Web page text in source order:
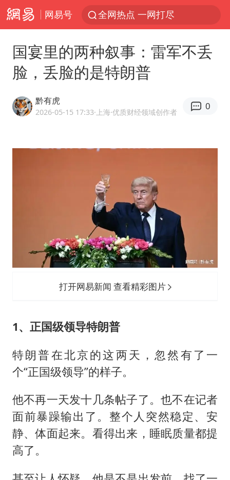
网易号 全网热点 一网打尽
国宴里的两种叙事：雷军不丢
脸，丢脸的是特朗普
黔有虎
2026-05-15 17:33·上海·优质财经领域创作者
0
打开网易新闻 查看精彩图片
1、正国级领导特朗普
特朗普在北京的这两天，忽然有了一
个“正国级领导”的样子。
他不再一天发十几条帖子了。也不在记者
面前暴躁输出了。整个人突然稳定、安
静、体面起来。看得出来，睡眠质量都提
高了。